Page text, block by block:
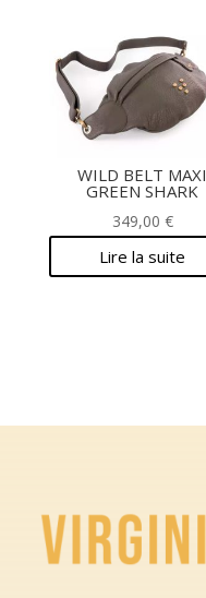
WILD BELT MAXI
GREEN SHARK
349,00 €
Lire la suite